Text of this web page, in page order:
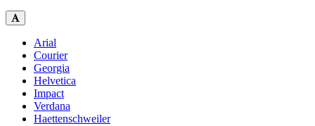
Arial
Courier
Georgia
Helvetica
Impact
Verdana
Haettenschweiler